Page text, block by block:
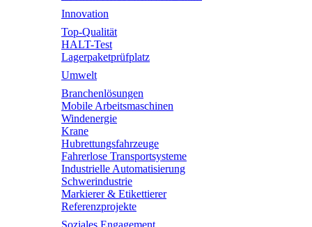
Innovation
Top-Qualität
HALT-Test
Lagerpaketprüfplatz
Umwelt
Branchenlösungen
Mobile Arbeitsmaschinen
Windenergie
Krane
Hubrettungsfahrzeuge
Fahrerlose Transportsysteme
Industrielle Automatisierung
Schwerindustrie
Markierer & Etikettierer
Referenzprojekte
Soziales Engagement